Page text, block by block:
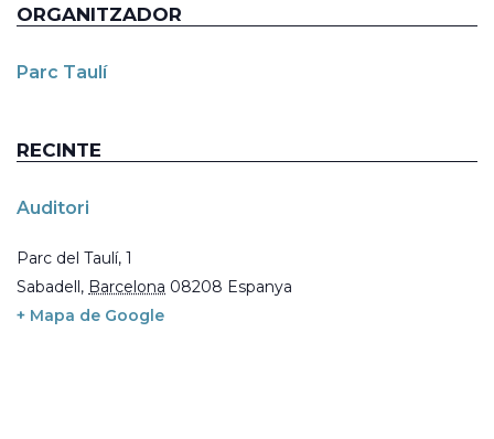
ORGANITZADOR
Parc Taulí
RECINTE
Auditori
Parc del Taulí, 1
Sabadell, Barcelona 08208 Espanya
+ Mapa de Google